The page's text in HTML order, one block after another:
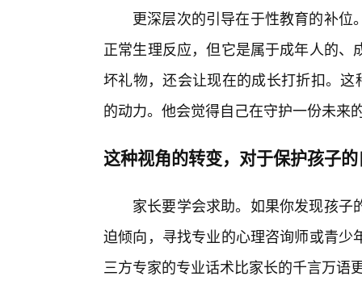
更深层次的引导在于性教育的补
正常生理反应，但它是属于成年人的
坏礼物，还会让现在的成长打折扣。
的动力。他会觉得自己在守护一份未来
这种视角的转变，对于保护孩子
家长要学会求助。如果你发现孩
迫倾向，寻找专业的心理咨询师或青
三方专家的专业话术比家长的千言万语